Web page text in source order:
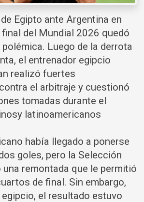
Egipto ante Argentina en
del Mundial 2026 quedó
Luego de la derrota
el entrenador egipcio
realizó fuertes
el arbitraje y cuestionó
tomadas durante el
latinoamericanos
había llegado a ponerse
goles, pero la Selección
remontada que le permitió
de final. Sin embargo,
el resultado estuvo